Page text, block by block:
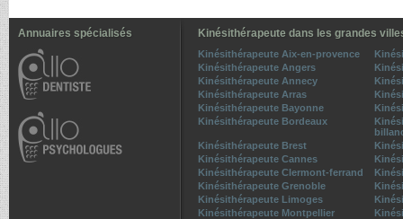
Annuaires spécialisés Kinésithérapeute dans les grandes
Kinésithérapeute Aix-en-provence
Kinésithérapeute Angers
Kinésithérapeute Annecy
Kinésithérapeute Arras
Kinésithérapeute Bayonne
Kinésithérapeute Bordeaux
Kinésithérapeute Brest
Kinésithérapeute Cannes
Kinésithérapeute Clermont-ferrand
Kinésithérapeute Grenoble
Kinésithérapeute Limoges
Kinésithérapeute Montpellier